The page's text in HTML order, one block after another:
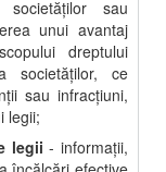
societăţilor sau
unui avantaj
dreptului
societăţilor, ce
sau infracţiuni,
legii;
legii - informaţii,